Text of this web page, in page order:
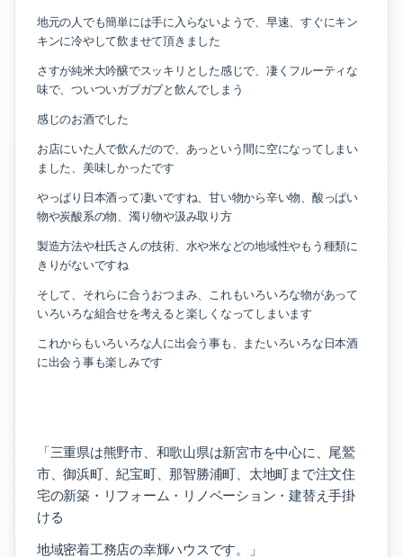
地元の人でも簡単には手に入らないようで、早速、すぐにキン
キンに冷やして飲ませて頂きました
さすが純米大吟醸でスッキリとした感じで、凄くフルーティな
味で、ついついガブガブと飲んでしまう
感じのお酒でした
お店にいた人で飲んだので、あっという間に空になってしまい
ました、美味しかったです
やっぱり日本酒って凄いですね、甘い物から辛い物、酸っぱい
物や炭酸系の物、濁り物や汲み取り方
製造方法や杜氏さんの技術、水や米などの地域性やもう種類に
きりがないですね
そして、それらに合うおつまみ、これもいろいろな物があって
いろいろな組合せを考えると楽しくなってしまいます
これからもいろいろな人に出会う事も、またいろいろな日本酒
に出会う事も楽しみです
「三重県は熊野市、和歌山県は新宮市を中心に、尾鷲
市、御浜町、紀宝町、那智勝浦町、太地町まで注文住
宅の新築・リフォーム・リノベーション・建替え手掛
ける
地域密着工務店の幸輝ハウスです。」